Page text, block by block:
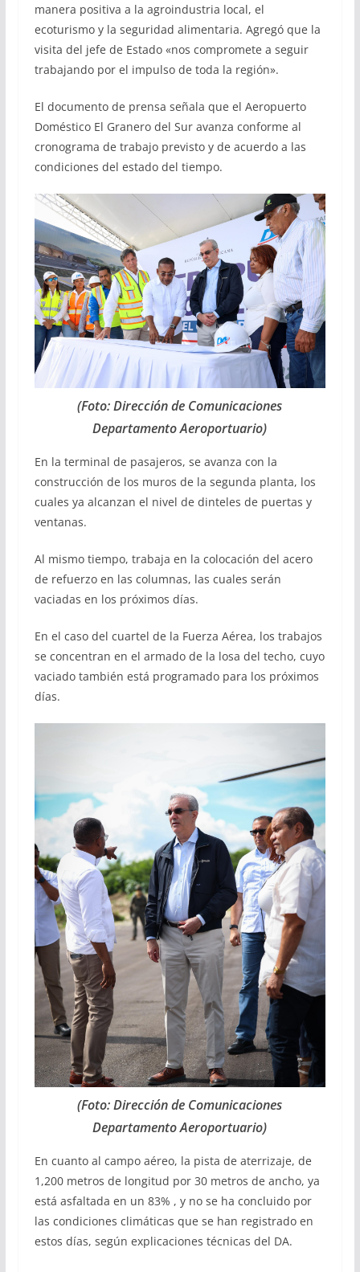
manera positiva a la agroindustria local, el
ecoturismo y la seguridad alimentaria. Agregó que la
visita del jefe de Estado «nos compromete a seguir
trabajando por el impulso de toda la región».
El documento de prensa señala que el Aeropuerto
Doméstico El Granero del Sur avanza conforme al
cronograma de trabajo previsto y de acuerdo a las
condiciones del estado del tiempo.
(Foto: Dirección de Comunicaciones
Departamento Aeroportuario)
En la terminal de pasajeros, se avanza con la
construcción de los muros de la segunda planta, los
cuales ya alcanzan el nivel de dinteles de puertas y
ventanas.
Al mismo tiempo, trabaja en la colocación del acero
de refuerzo en las columnas, las cuales serán
vaciadas en los próximos días.
En el caso del cuartel de la Fuerza Aérea, los trabajos
se concentran en el armado de la losa del techo, cuyo
vaciado también está programado para los próximos
días.
(Foto: Dirección de Comunicaciones
Departamento Aeroportuario)
En cuanto al campo aéreo, la pista de aterrizaje, de
1,200 metros de longitud por 30 metros de ancho, ya
está asfaltada en un 83% , y no se ha concluido por
las condiciones climáticas que se han registrado en
estos días, según explicaciones técnicas del DA.